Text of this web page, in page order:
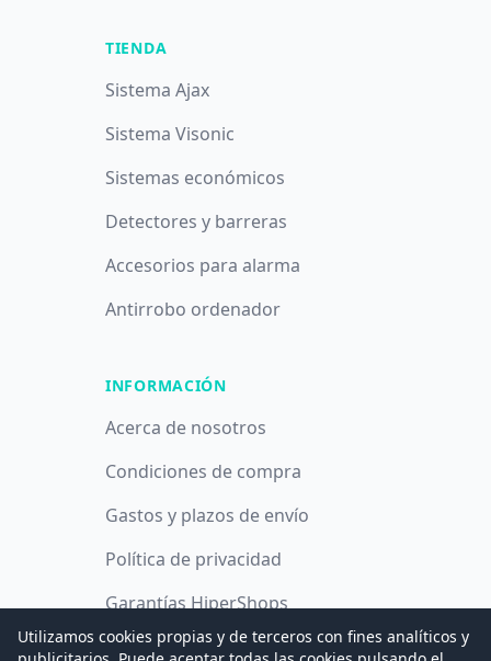
TIENDA
Sistema Ajax
Sistema Visonic
Sistemas económicos
Detectores y barreras
Accesorios para alarma
Antirrobo ordenador
INFORMACIÓN
Acerca de nosotros
Condiciones de compra
Gastos y plazos de envío
Política de privacidad
Garantías HiperShops
Política de cookies
Utilizamos cookies propias y de terceros con fines analíticos y